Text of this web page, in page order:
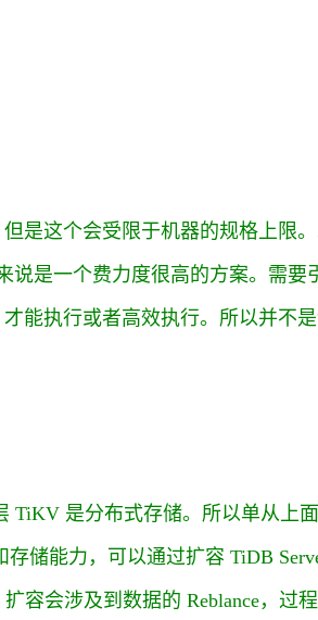
是这个会受限于机器的规格上限
是一个费力度很高的方案。需要
能执行或者高效执行。所以并不
TiKV 是分布式存储。所以单从上
储能力，可以通过扩容 TiDB
容会涉及到数据的 Reblance，过